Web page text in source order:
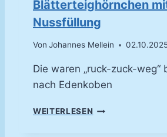
C
C
N
S
A
N
Blätterteighörnchen
Nussfüllung
Von Johannes Mellein
Die waren „ruck-zuck-weg“
nach Edenkoben
WEITERLESEN B